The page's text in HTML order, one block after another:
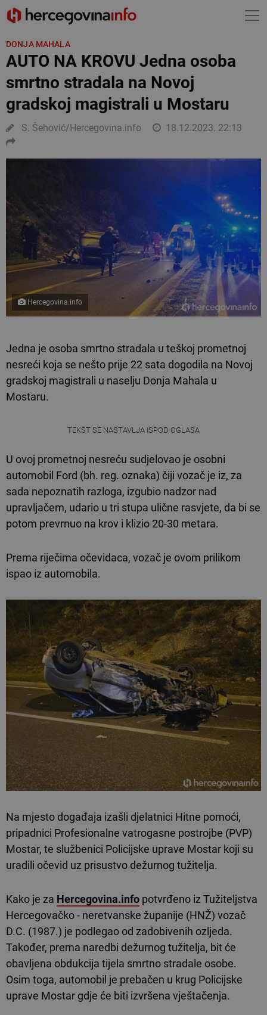
DONJA MAHALA
AUTO NA KROVU Jedna osoba
smrtno stradala na Novoj
gradskoj magistrali u Mostaru
S. Šehović/Hercegovina.info 18.12.2023. 22:13
Hercegovina.info
Jedna je osoba smrtno stradala u teškoj prometnoj
nesreći koja se nešto prije 22 sata dogodila na Novoj
gradskoj magistrali u naselju Donja Mahala u
Mostaru.
TEKST SE NASTAVLJA ISPOD OGLASA
U ovoj prometnoj nesreću sudjelovao je osobni
automobil Ford (bh. reg. oznaka) čiji vozač je iz, za
sada nepoznatih razloga, izgubio nadzor nad
upravljačem, udario u tri stupa ulične rasvjete, da bi se
potom prevrnuo na krov i klizio 20-30 metara.
Prema riječima očevidaca, vozač je ovom prilikom
ispao iz automobila.
Na mjesto događaja izašli djelatnici Hitne pomoći,
pripadnici Profesionalne vatrogasne postrojbe (PVP)
Mostar, te službenici Policijske uprave Mostar koji su
uradili očevid uz prisustvo dežurnog tužitelja.
Kako je za Hercegovina.info potvrđeno iz Tužiteljstva
Hercegovačko - neretvanske županije (HNŽ) vozač
D.C. (1987.) je podlegao od zadobivenih ozljeda.
Također, prema naredbi dežurnog tužitelja, bit će
obavljena obdukcija tijela smrtno stradale osobe.
Osim toga, automobil je prebačen u krug Policijske
uprave Mostar gdje će biti izvršena vještačenja.